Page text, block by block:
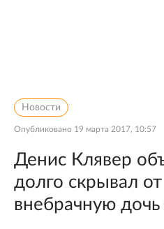
Новости
Опубликовано 19 марта 2017, 10:57
Денис Клявер
долго скрывал
внебрачную